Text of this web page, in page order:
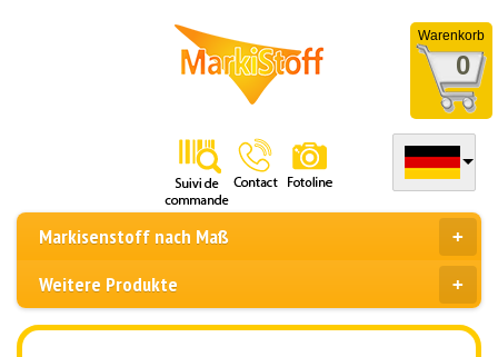
Warenkorb
0
Markisenstoff nach Maß
Weitere Produkte